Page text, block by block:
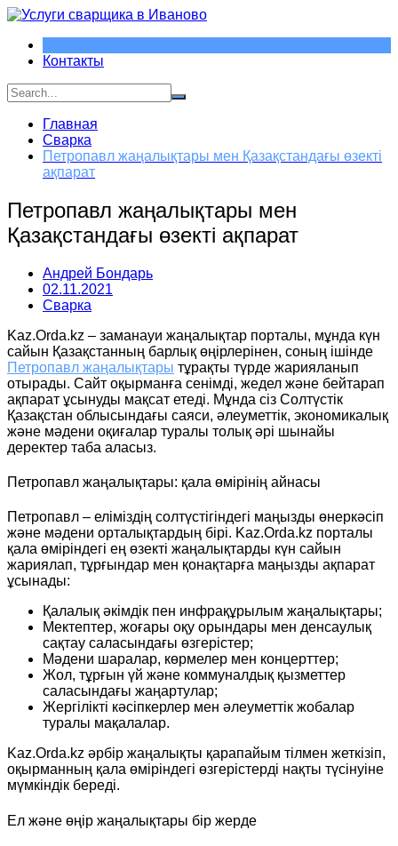
Перейти
содержимому
Контакты
Главная
Сварка
Петропавл жаңалықтары мен Қазақстандағы өзекті
ақпарат
Петропавл жаңалықтары мен
Қазақстандағы өзекті ақпарат
Андрей Бондарь
02.11.2021
Сварка
Kaz.Orda.kz – заманауи жаңалықтар порталы, мұнда күн
сайын Қазақстанның барлық өңірлерінен, соның ішінде
Петропавл жаңалықтары тұрақты түрде жарияланып
отырады. Сайт оқырманға сенімді, жедел және бейтарап
ақпарат ұсынуды мақсат етеді. Мұнда сіз Солтүстік
Қазақстан облысындағы саяси, әлеуметтік, экономикалық
және мәдени оқиғалар туралы толық әрі шынайы
деректер таба аласыз.
Петропавл жаңалықтары: қала өмірінің айнасы
Петропавл – еліміздің солтүстігіндегі маңызды өнеркәсіп
және мәдени орталықтардың бірі. Kaz.Orda.kz порталы
қала өміріндегі ең өзекті жаңалықтарды күн сайын
жариялап, тұрғындар мен қонақтарға маңызды ақпарат
ұсынады:
Қалалық әкімдік пен инфрақұрылым жаңалықтары;
Мектептер, жоғары оқу орындары мен денсаулық
сақтау саласындағы өзгерістер;
Мәдени шаралар, көрмелер мен концерттер;
Жол, тұрғын үй және коммуналдық қызметтер
саласындағы жаңартулар;
Жергілікті кәсіпкерлер мен әлеуметтік жобалар
туралы мақалалар.
Kaz.Orda.kz әрбір жаңалықты қарапайым тілмен жеткізіп,
оқырманның қала өміріндегі өзгерістерді нақты түсінуіне
мүмкіндік береді.
Ел және өңір жаңалықтары бір жерде